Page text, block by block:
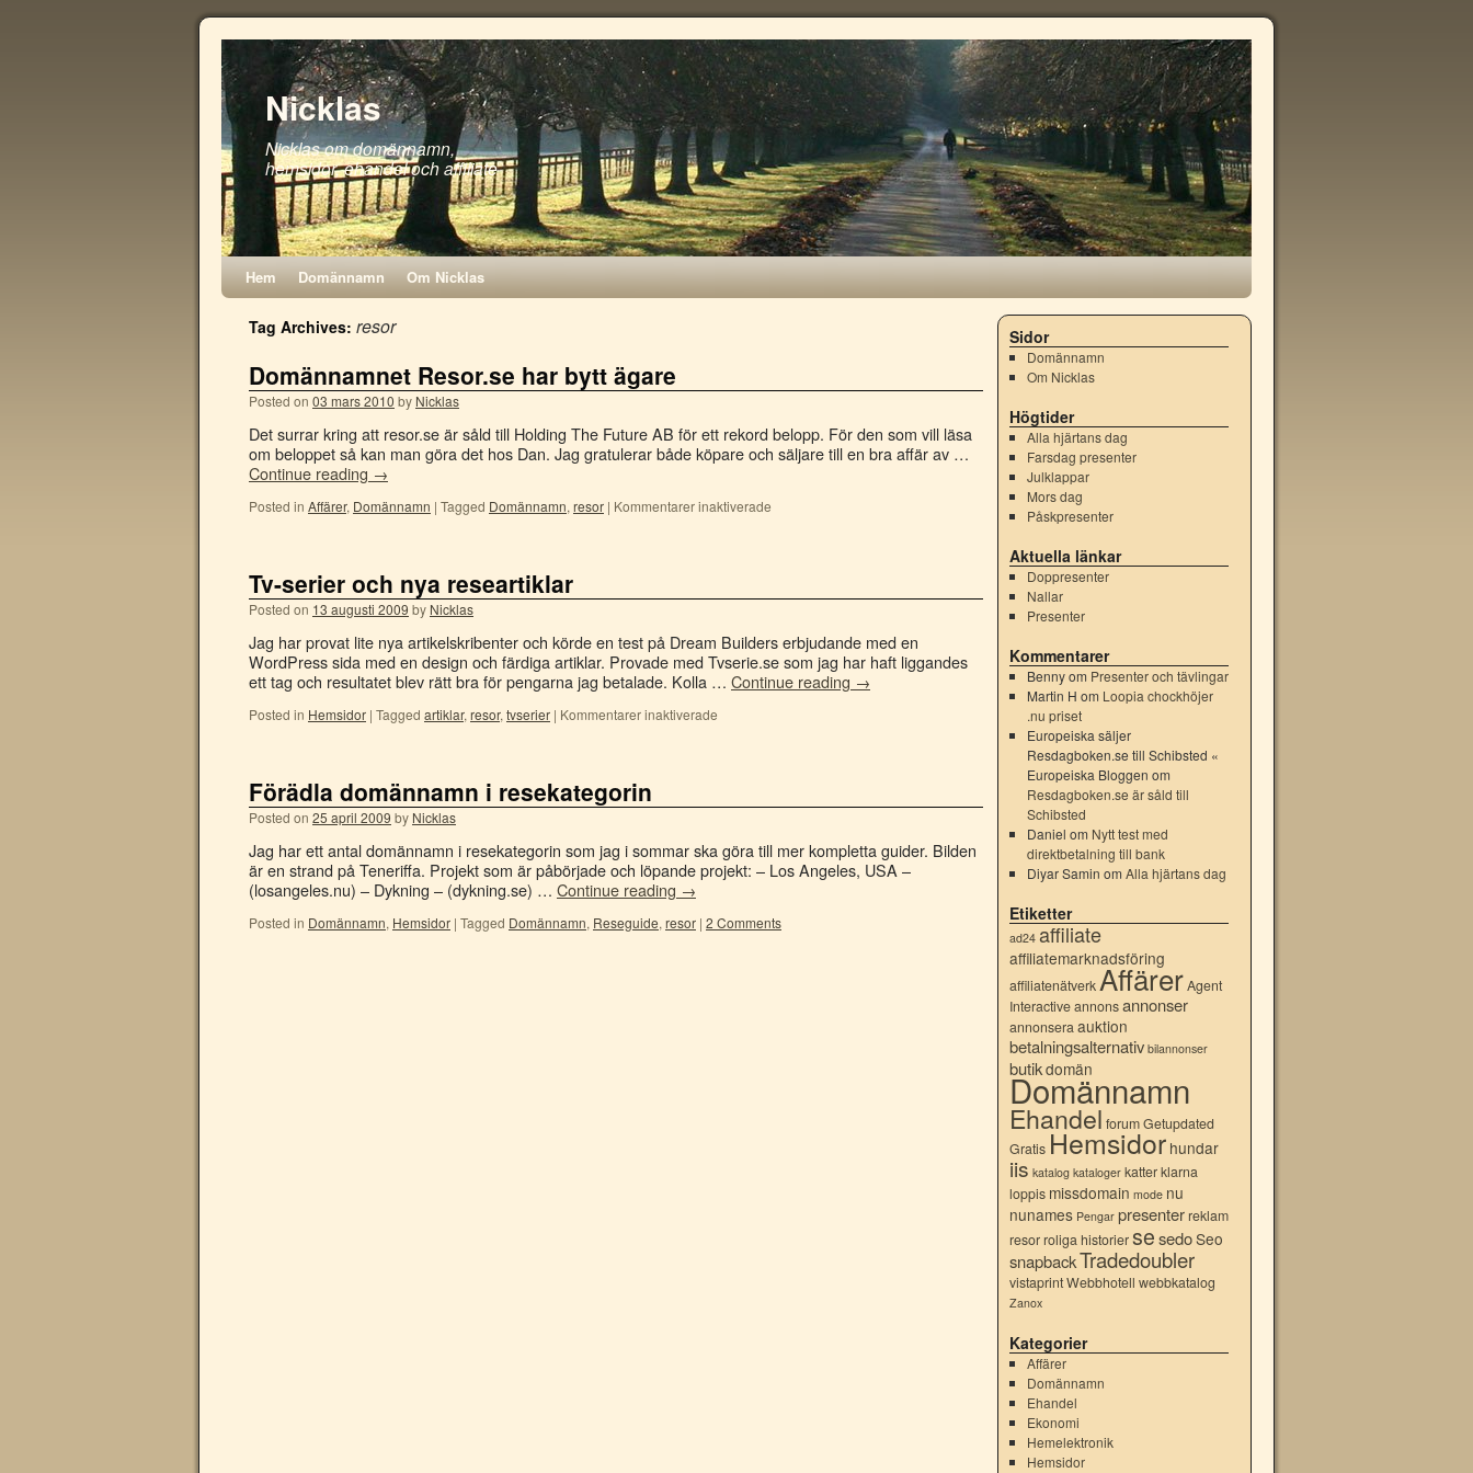
Nicklas
Nicklas om domännamn,
hemsidor, ehandel och affiliate
Hem Domännamn Om Nicklas
Tag Archives: resor
Domännamnet Resor.se har bytt ägare
Posted on 03 mars 2010 by Nicklas
Det surrar kring att resor.se är såld till Holding The Future AB för ett rekord belopp. För den som vill läsa
om beloppet så kan man göra det hos Dan. Jag gratulerar både köpare och säljare till en bra affär av …
Continue reading →
Posted in Affärer, Domännamn | Tagged Domännamn, resor | Kommentarer inaktiverade
Tv-serier och nya researtiklar
Posted on 13 augusti 2009 by Nicklas
Jag har provat lite nya artikelskribenter och körde en test på Dream Builders erbjudande med en
WordPress sida med en design och färdiga artiklar. Provade med Tvserie.se som jag har haft liggandes
ett tag och resultatet blev rätt bra för pengarna jag betalade. Kolla … Continue reading →
Posted in Hemsidor | Tagged artiklar, resor, tvserier | Kommentarer inaktiverade
Förädla domännamn i resekategorin
Posted on 25 april 2009 by Nicklas
Jag har ett antal domännamn i resekategorin som jag i sommar ska göra till mer kompletta guider. Bilden
är en strand på Teneriffa. Projekt som är påbörjade och löpande projekt: – Los Angeles, USA –
(losangeles.nu) – Dykning – (dykning.se) … Continue reading →
Posted in Domännamn, Hemsidor | Tagged Domännamn, Reseguide, resor | 2 Comments
Sidor
Domännamn
Om Nicklas
Högtider
Alla hjärtans dag
Farsdag presenter
Julklappar
Mors dag
Påskpresenter
Aktuella länkar
Doppresenter
Nallar
Presenter
Kommentarer
Bennyom Presenter och tävlingar
Martin H om Loopia chockhöjer
.nu priset
Europeiska säljer
Resdagboken.se till Schibsted «
Europeiska Bloggen om
Resdagboken.se är såld till
Schibsted
Daniel om Nytt test med
direktbetalning till bank
Diyar Samin om Alla hjärtans dag
Etiketter
ad24 affiliate
affiliatemarknadsföring
affiliatenätverk AffärerAgent
Interactiveannonsannonser
annonseraauktion
betalningsalternativ bilannonser
butikdomän
Domännamn
Ehandel forumGetupdated
Gratis Hemsidor hundar
iis katalog kataloger katterklarna
loppis missdomain mode nu
nunames Pengar presenterreklam
resorroliga historiersesedoSeo
snapbackTradedoubler
vistaprintWebbhotell webbkatalog
Zanox
Kategorier
Affärer
Domännamn
Ehandel
Ekonomi
Hemelektronik
Hemsidor